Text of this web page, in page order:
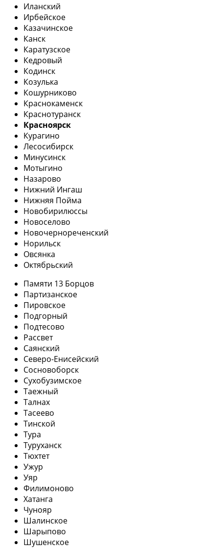
Иланский
Ирбейское
Казачинское
Канск
Каратузское
Кедровый
Кодинск
Козулька
Кошурниково
Краснокаменск
Краснотуранск
Красноярск
Курагино
Лесосибирск
Минусинск
Мотыгино
Назарово
Нижний Ингаш
Нижняя Пойма
Новобирилюссы
Новоселово
Новочернореченский
Норильск
Овсянка
Октябрьский
Памяти 13 Борцов
Партизанское
Пировское
Подгорный
Подтесово
Рассвет
Саянский
Северо-Енисейский
Сосновоборск
Сухобузимское
Таежный
Талнах
Тасеево
Тинской
Тура
Туруханск
Тюхтет
Ужур
Уяр
Филимоново
Хатанга
Чунояр
Шалинское
Шарыпово
Шушенское